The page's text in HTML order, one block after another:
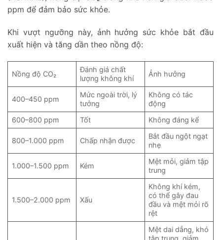
ppm để đảm bảo sức khỏe.
Khi vượt ngưỡng này, ảnh hưởng sức khỏe bắt đầu
xuất hiện và tăng dần theo nồng độ:
Nồng độ CO₂
Đánh giá chất
lượng không khí
Ảnh hưởng
400–450 ppm
Mức ngoài trời, lý
tưởng
Không có tác
động
600–800 ppm
Tốt Không đáng kể
800–1.000 ppm Chấp nhận được
Bắt đầu ngột ngạt
nhẹ
1.000–1.500 ppm Kém
Mệt mỏi, giảm tập
trung
1.500–2.000 ppm Xấu
Không khí kém,
có thể gây đau
đầu và mệt mỏi rõ
rệt
Mệt dai dẳng, khó
tập trung, giảm